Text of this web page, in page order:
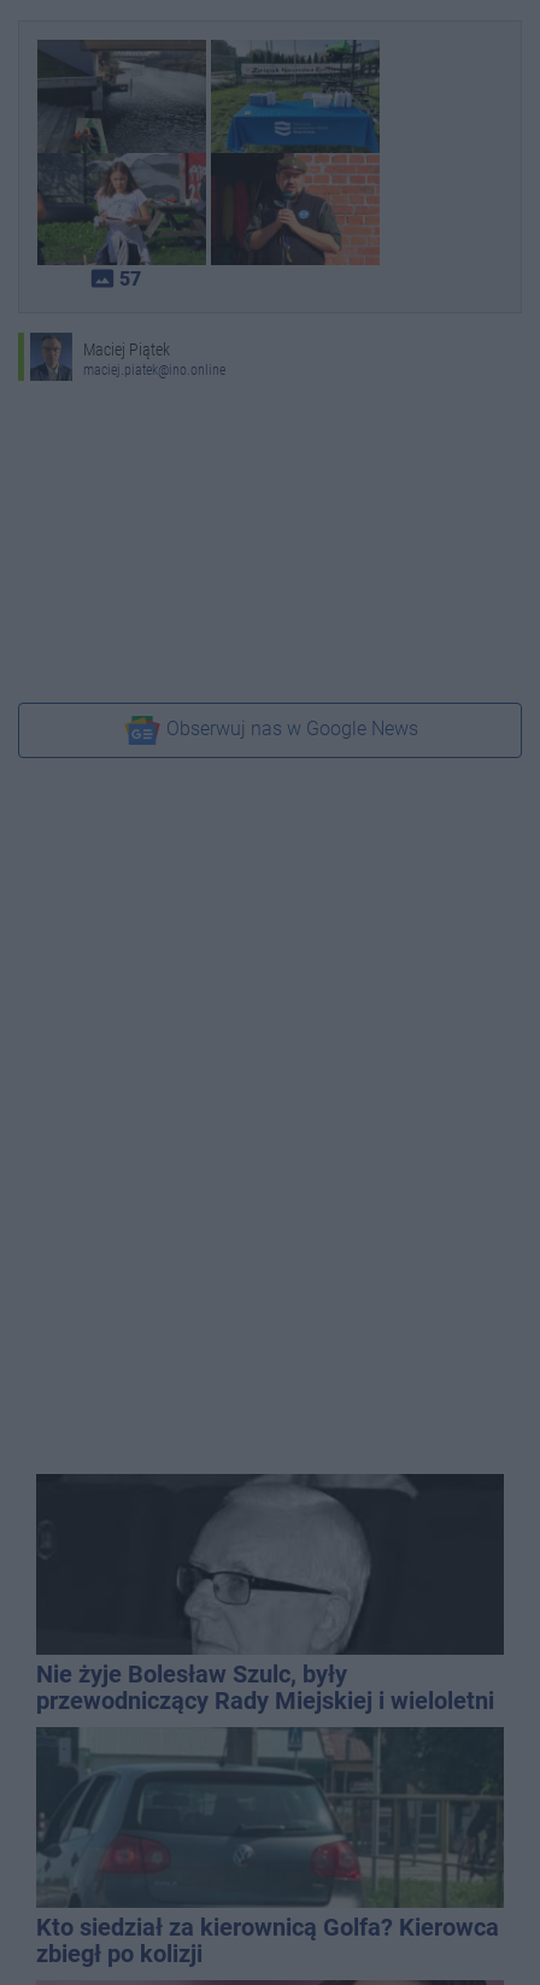
photo_size_select_actual 57
Maciej Piątek
maciej.piatek@ino.online
Obserwuj nas w Google News
Nie żyje Bolesław Szulc, były
przewodniczący Rady Miejskiej i wieloletni
dyrektor SP 14
Kto siedział za kierownicą Golfa? Kierowca
zbiegł po kolizji